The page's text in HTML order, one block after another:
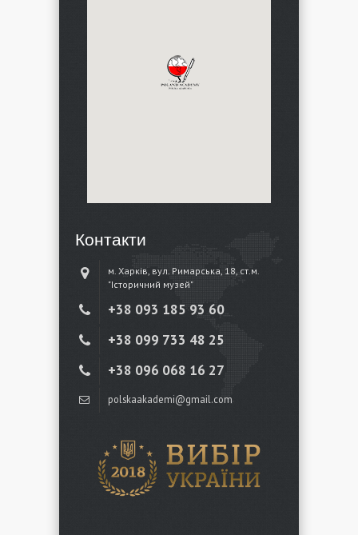
Контакти
м. Харків, вул. Римарська, 18, ст.м.
"Історичний музей"
+38 ‎093 185 93 60
+38 ‎099 733 48 25
+38 096 068 16 27
polskaakademi@gmail.com